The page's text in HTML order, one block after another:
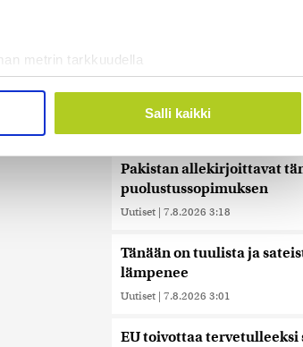
metrin tarkkuudella
muodostaminen)
. Voit muuttaa
median ominaisuuksien tukemiseen
ja analytiikka-alan
yhdistää näitä tietoja muihin tietoihin, joita
Salli kaikki
Toistakymmentä siviiliä
Uutiset | 7.8.2026 5:48
Uutistoimistot: Saudi-
Pakistan allekirjoittavat
puolustussopimuksen
Uutiset | 7.8.2026 3:18
Tänään on tuulista ja
lämpenee
Uutiset | 7.8.2026 3:01
EU toivottaa tervetulleeksi